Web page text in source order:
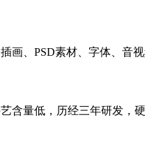
、PSD素材、字体、音
含量低，历经三年研发，